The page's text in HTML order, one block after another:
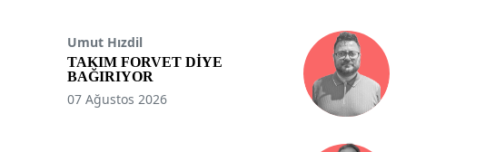
Umut Hızdil
TAKIM FORVET DİYE
BAĞIRIYOR
07 Ağustos 2026